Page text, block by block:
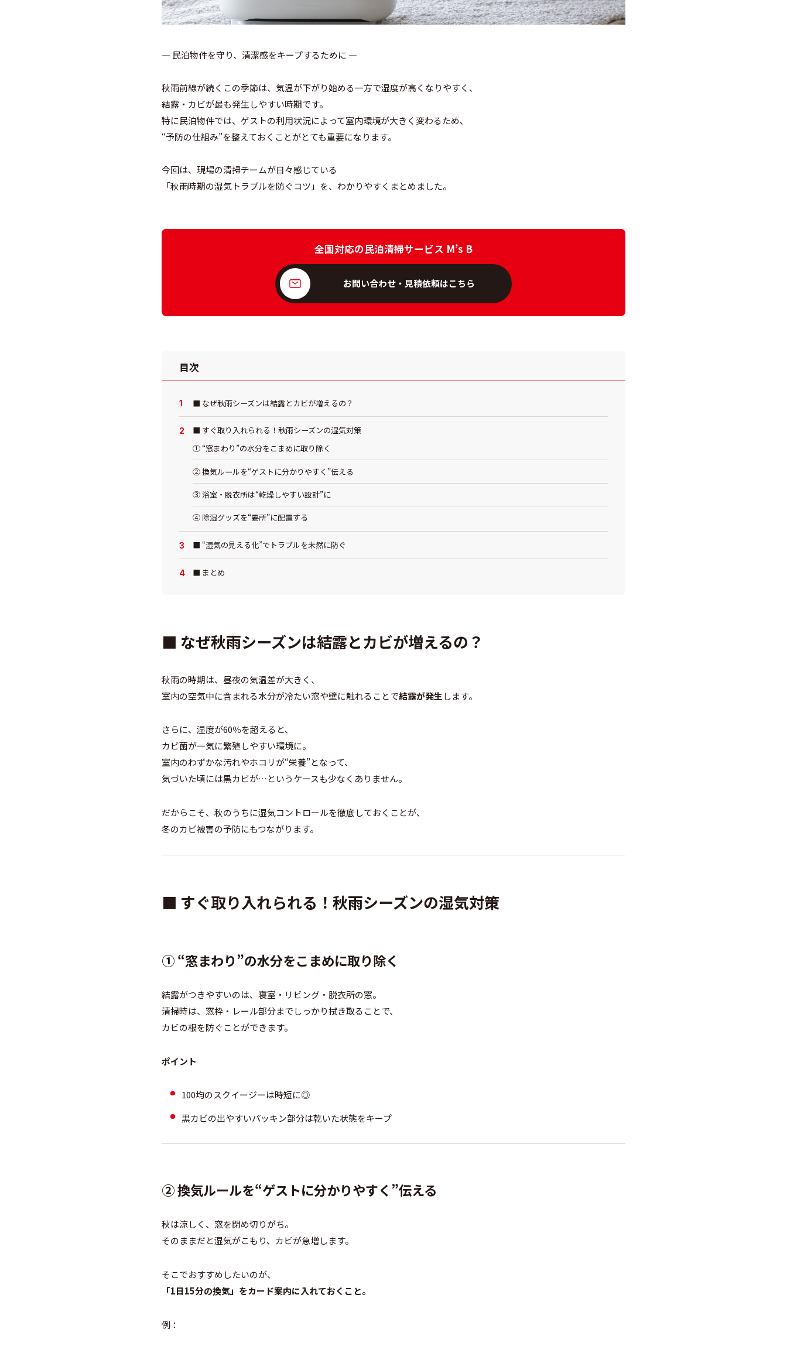
― 民泊物件を守り、清潔感をキープするために ―
秋雨前線が続くこの季節は、気温が下がり始める一方で湿度が高くなりやすく、
結露・カビが最も発生しやすい時期です。
特に民泊物件では、ゲストの利用状況によって室内環境が大きく変わるため、
“予防の仕組み”を整えておくことがとても重要になります。
今回は、現場の清掃チームが日々感じている
「秋雨時期の湿気トラブルを防ぐコツ」を、わかりやすくまとめました。
全国対応の民泊清掃サービス M’s B
お問い合わせ・見積依頼はこちら
目次
■ なぜ秋雨シーズンは結露とカビが増えるの？
■ すぐ取り入れられる！秋雨シーズンの湿気対策
① “窓まわり”の水分をこまめに取り除く
② 換気ルールを“ゲストに分かりやすく”伝える
③ 浴室・脱衣所は“乾燥しやすい設計”に
④ 除湿グッズを“要所”に配置する
■ “湿気の見える化”でトラブルを未然に防ぐ
■ まとめ
■ なぜ秋雨シーズンは結露とカビが増えるの？
秋雨の時期は、昼夜の気温差が大きく、
室内の空気中に含まれる水分が冷たい窓や壁に触れることで結露が発生 します。
さらに、湿度が60％を超えると、
カビ菌が一気に繁殖しやすい環境に。
室内のわずかな汚れやホコリが“栄養”となって、
気づいた頃には黒カビが…というケースも少なくありません。
だからこそ、秋のうちに湿気コントロールを徹底しておくことが、
冬のカビ被害の予防にもつながります。
■ すぐ取り入れられる！秋雨シーズンの湿気対策
①“窓まわり”の水分をこまめに取り除く
結露がつきやすいのは、寝室・リビング・脱衣所の窓。
清掃時は、窓枠・レール部分までしっかり拭き取ることで、
カビの根を防ぐことができます。
ポイント
100均のスクイージーは時短に◎
黒カビの出やすいパッキン部分は乾いた状態をキープ
②換気ルールを“ゲストに分かりやすく”伝える
秋は涼しく、窓を閉め切りがち。
そのままだと湿気がこもり、カビが急増します。
そこでおすすめしたいのが、
「1日15分の換気」をカード案内に入れておくこと。
例：